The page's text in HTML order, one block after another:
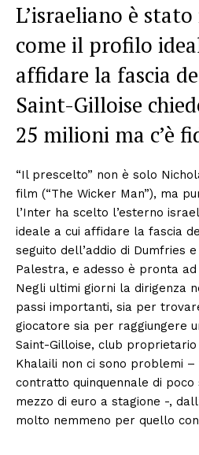
L’israeliano è
come il profilo
affidare la fascia
Saint-Gilloise
25 milioni ma c’è
“Il prescelto” non è solo
film (“The Wicker Man”), ma
l’Inter ha scelto l’esterno
ideale a cui affidare la fascia
seguito dell’addio di Dumfries
Palestra, e adesso è pronta
Negli ultimi giorni la dirigenza
passi importanti, sia per
giocatore sia per raggiungere
Saint-Gilloise, club
Khalaili non ci sono problemi
contratto quinquennale di
mezzo di euro a stagione -,
molto nemmeno per quello